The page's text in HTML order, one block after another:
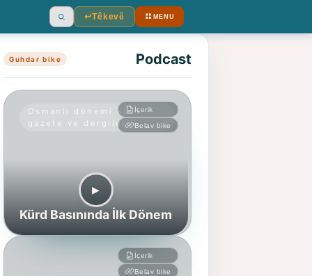
Ara ↩︎Têkevê MENU
Guhdar bike Podcast
Osmanlı dönemi Kürd
gazete ve dergileri
İçerik
Belav bike
▶︎
Kürd Basınında İlk Dönem
İçerik
Belav bike